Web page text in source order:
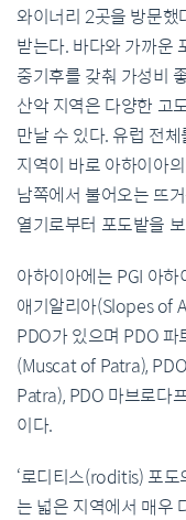
와이너리 2곳을 방문했
받는다. 바다와 가까운
중기후를 갖춰 가성비
산악 지역은 다양한 고
만날 수 있다. 유럽 전
지역이 바로 아하이아
남쪽에서 불어오는 뜨
열기로부터 포도밭을
아하이아에는 PGI 아
애기알리아(Slopes of
PDO가 있으며 PDO
(Muscat of Patra),
Patra), PDO 마브로다
이다.
‘로디티스(roditis) 포도
는 넓은 지역에서 매우